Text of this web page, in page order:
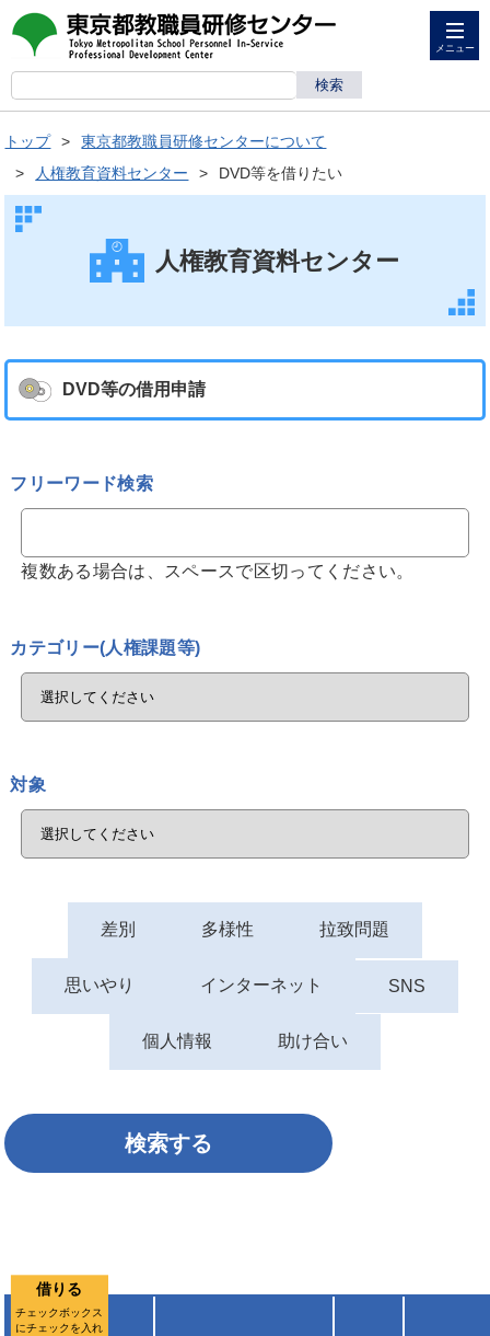
メニュー
トップ
東京都教職員研修センターについて
人権教育資料センター
DVD等を借りたい
人権教育資料センター
DVD等の借用申請
フリーワード検索
複数ある場合は、スペースで区切ってください。
カテゴリー(人権課題等)
対象
差別 多様性 拉致問題
思いやり インターネット SNS
個人情報 助け合い
借りる
チェックボックス
にチェックを入れ